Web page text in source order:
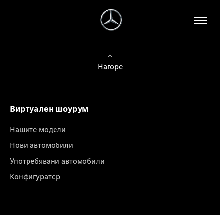
Нагоре
Виртуален шоурум
Нашите модели
Нови автомобили
Употребявани автомобили
Конфигуратор